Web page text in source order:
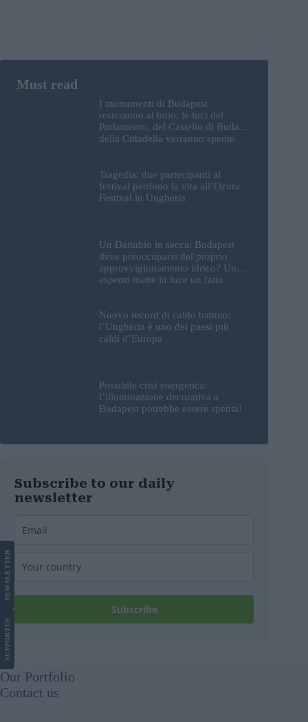
I monumenti di Budapest
resteranno al buio: le luci del
Parlamento, del Castello di Buda e
della Cittadella verranno spente
Tragedia: due partecipanti al
festival perdono la vita all’Ozora
Festival in Ungheria
Un Danubio in secca: Budapest
deve preoccuparsi del proprio
approvvigionamento idrico? Un
esperto mette in luce un fatto
Nuovo record di caldo battuto:
l’Ungheria è uno dei paesi più
caldi d’Europa
Possibile crisi energetica:
l’illuminazione decorativa a
Budapest potrebbe essere spenta!
Subscribe to our daily
newsletter
Subscribe
SUPPORT
US
NEWS
LETTER
Our Portfolio
Contact us